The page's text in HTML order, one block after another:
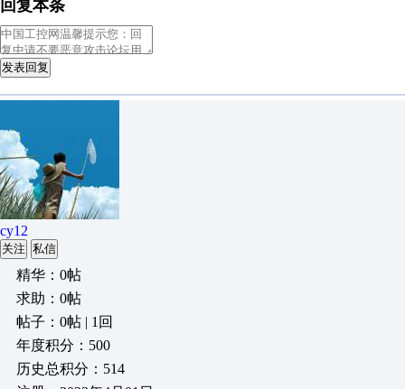
回复本条
发表回复
cy12
关注 私信
精华：0帖
求助：0帖
帖子：0帖 | 1回
年度积分：500
历史总积分：514